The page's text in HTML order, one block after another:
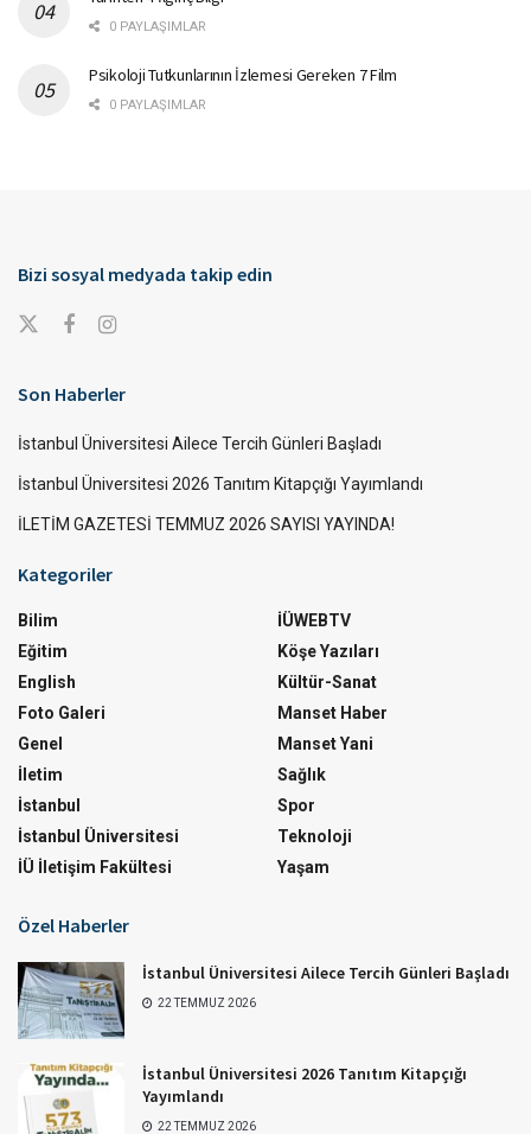
0 PAYLAŞIMLAR
Psikoloji Tutkunlarının İzlemesi Gereken 7 Film
0 PAYLAŞIMLAR
Bizi sosyal medyada takip edin
Son Haberler
İstanbul Üniversitesi Ailece Tercih Günleri Başladı
İstanbul Üniversitesi 2026 Tanıtım Kitapçığı Yayımlandı
İLETİM GAZETESİ TEMMUZ 2026 SAYISI YAYINDA!
Kategoriler
Bilim
Eğitim
English
Foto Galeri
Genel
İletim
İstanbul
İstanbul Üniversitesi
İÜ İletişim Fakültesi
İÜWEBTV
Köşe Yazıları
Kültür-Sanat
Manset Haber
Manset Yani
Sağlık
Spor
Teknoloji
Yaşam
Özel Haberler
İstanbul Üniversitesi Ailece Tercih Günleri Başladı
22 TEMMUZ 2026
İstanbul Üniversitesi 2026 Tanıtım Kitapçığı
Yayımlandı
22 TEMMUZ 2026